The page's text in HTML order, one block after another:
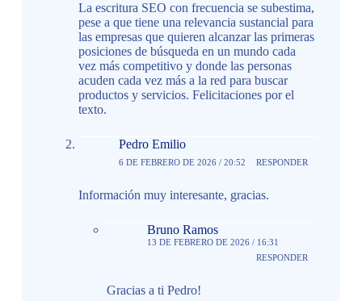
La escritura SEO con frecuencia se subestima,
pese a que tiene una relevancia sustancial para
las empresas que quieren alcanzar las primeras
posiciones de búsqueda en un mundo cada
vez más competitivo y donde las personas
acuden cada vez más a la red para buscar
productos y servicios. Felicitaciones por el
texto.
Pedro Emilio
6 DE FEBRERO DE 2026 / 20:52 RESPONDER
Información muy interesante, gracias.
Bruno Ramos
13 DE FEBRERO DE 2026 / 16:31
RESPONDER
Gracias a ti Pedro!